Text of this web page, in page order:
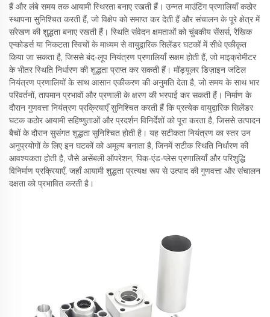
हैं और लंबे समय तक आयामी स्थिरता बनाए रखती हैं। उन्नत माउंटिंग प्रणालियाँ कठोर
स्थापना सुनिश्चित करती हैं, जो विक्षेप को समाप्त कर देती हैं और संचालन के पूरे क्षेत्र में
संरेखण की शुद्धता बनाए रखती हैं। स्थिति संवेदन क्षमताओं को चुंबकीय सेंसर्स, रैखिक
एन्कोडर्स या निकटता स्विचों के माध्यम से वायुद्वारिक सिलेंडर घटकों में सीधे एकीकृत
किया जा सकता है, जिससे बंद-लूप नियंत्रण प्रणालियाँ सक्षम होती हैं, जो माइक्रोमीटर
के भीतर स्थिति निर्धारण की शुद्धता प्राप्त कर सकती हैं। मॉड्यूलर डिज़ाइन जटिल
नियंत्रण प्रणालियों के साथ आसान एकीकरण की अनुमति देता है, जो समय के साथ भार
परिवर्तनों, तापमान प्रभावों और प्रणाली के क्षरण की भरपाई कर सकती हैं। निर्माण के
दौरान गुणवत्ता नियंत्रण प्रक्रियाएँ सुनिश्चित करती हैं कि प्रत्येक वायुद्वारिक सिलेंडर
घटक कठोर आयामी सहिष्णुताओं और प्रदर्शन विनिर्देशों को पूरा करता है, जिससे उत्पादन
बैचों के दौरान सुसंगत शुद्धता सुनिश्चित होती है। यह सटीकता नियंत्रण का स्तर उन
अनुप्रयोगों के लिए इन घटकों को अमूल्य बनाता है, जिनमें सटीक स्थिति निर्धारण की
आवश्यकता होती है, जैसे असेंबली ऑपरेशन, पिक-एंड-प्लेस प्रणालियाँ और परिशुद्धि
विनिर्माण प्रक्रियाएँ, जहाँ आयामी शुद्धता प्रत्यक्ष रूप से उत्पाद की गुणवत्ता और संचालन
दक्षता को प्रभावित करती है।